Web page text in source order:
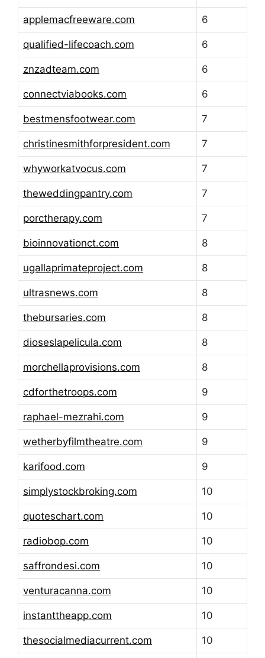
applemacfreeware.com 6
qualified-lifecoach.com 6
znzadteam.com 6
connectviabooks.com 6
bestmensfootwear.com 7
christinesmithforpresident.com 7
whyworkatvocus.com 7
theweddingpantry.com 7
porctherapy.com 7
bioinnovationct.com 8
ugallaprimateproject.com 8
ultrasnews.com 8
thebursaries.com 8
dioseslapelicula.com 8
morchellaprovisions.com 8
cdforthetroops.com 9
raphael-mezrahi.com 9
wetherbyfilmtheatre.com 9
karifood.com 9
simplystockbroking.com 10
quoteschart.com 10
radiobop.com 10
saffrondesi.com 10
venturacanna.com 10
instanttheapp.com 10
thesocialmediacurrent.com 10